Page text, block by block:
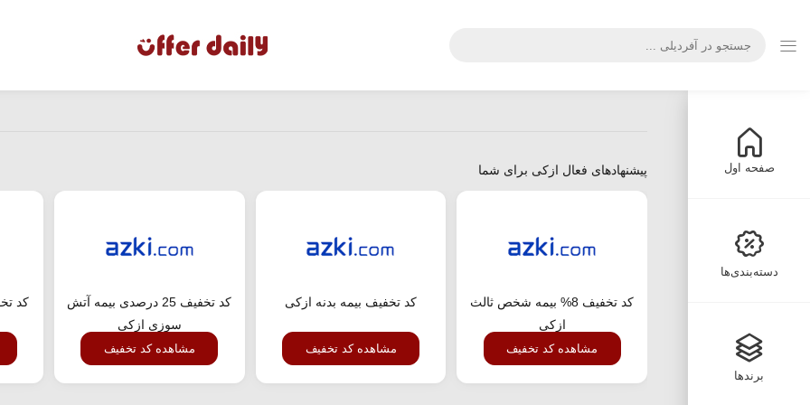
صفحه اول
دسته‌بندی‌ها
برندها
پیشنهادهای فعال ازکی برای شما
کد تخفیف 8% بیمه شخص ثالث
ازکی
مشاهده کد تخفیف
کد تخفیف بیمه بدنه ازکی
مشاهده کد تخفیف
کد تخفیف 25 درصدی بیمه آتش
سوزی ازکی
مشاهده کد تخفیف
کد